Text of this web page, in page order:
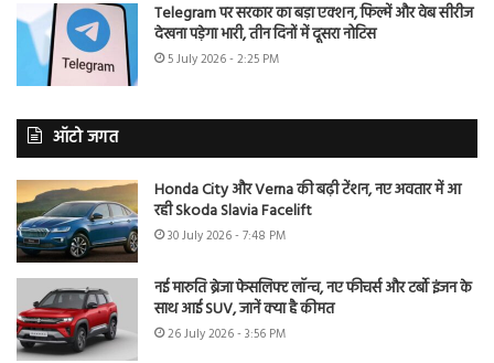
Telegram पर सरकार का बड़ा एक्शन, फिल्में और वेब सीरीज
देखना पड़ेगा भारी, तीन दिनों में दूसरा नोटिस
5 July 2026 - 2:25 PM
ऑटो जगत
Honda City और Verna की बढ़ी टेंशन, नए अवतार में आ
रही Skoda Slavia Facelift
30 July 2026 - 7:48 PM
नई मारुति ब्रेजा फेसलिफ्ट लॉन्च, नए फीचर्स और टर्बो इंजन के
साथ आई SUV, जानें क्या है कीमत
26 July 2026 - 3:56 PM